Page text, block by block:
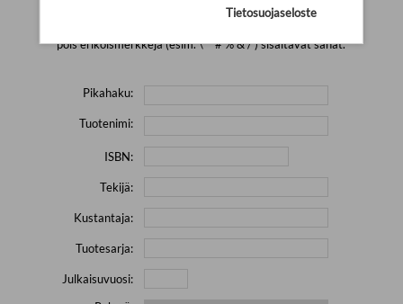
pois erikoismerkkejä (esim. \' " # % & / ) sisältävät sanat.
Pikahaku:
Tuotenimi:
ISBN:
Tekijä:
Kustantaja:
Tuotesarja:
Julkaisuvuosi:
Tietosuojaseloste